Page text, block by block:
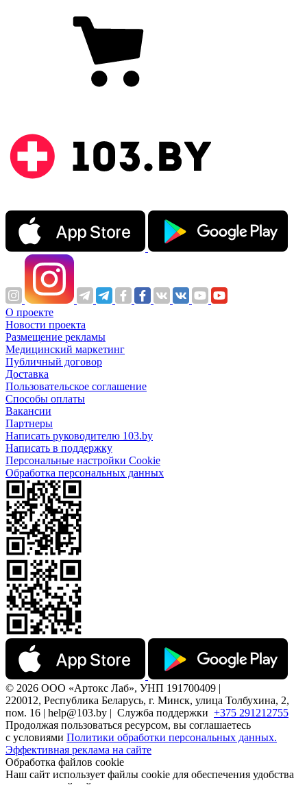
О проекте
Новости проекта
Размещение рекламы
Медицинский маркетинг
Публичный договор
Доставка
Пользовательское соглашение
Способы оплаты
Вакансии
Партнеры
Написать руководителю 103.by
Написать в поддержку
Персональные настройки Cookie
Обработка персональных данных
© 2026 ООО «Артокс Лаб», УНП 191700409 |
220012, Республика Беларусь, г. Минск, улица Толбухина, 2,
пом. 16 | help@103.by | Служба поддержки +375 291212755
Продолжая пользоваться ресурсом, вы соглашаетесь
с условиями Политики обработки персональных данных.
Эффективная реклама на сайте
Обработка файлов cookie
Наш сайт использует файлы cookie для обеспечения удобства